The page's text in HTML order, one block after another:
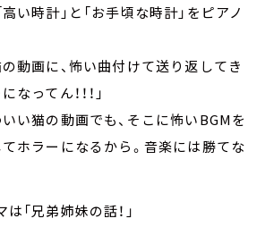
い時計」と「お手頃な時計」をピアノ
動画に、怖い曲付けて送り返してき
ってん！！！」
い猫の動画でも、そこに怖いBGMを
ホラーになるから。音楽には勝てな
「兄弟姉妹の話！」